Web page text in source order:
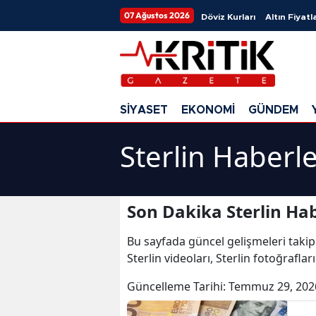
07 Ağustos 2026 Döviz Kurları Altın
SİYASET EKONOMİ GÜNDEM
Sterlin
Son Dakika Sterlin
Bu sayfada güncel gelişmeleri
Sterlin videoları, Sterlin
Güncelleme Tarihi: Temmuz 29,